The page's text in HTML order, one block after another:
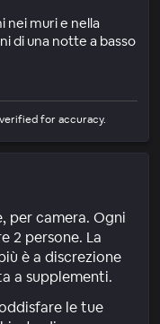
nei muri e nella
di una notte a basso
for accuracy.
per camera. Ogni
2 persone. La
è a discrezione
a supplementi.
le tue